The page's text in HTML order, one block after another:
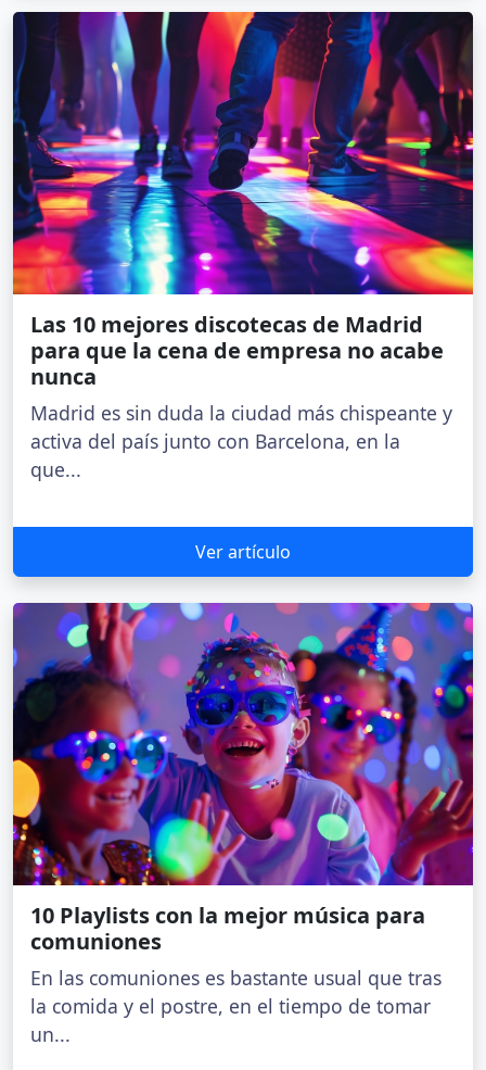
Las 10 mejores discotecas de Madrid
para que la cena de empresa no acabe
nunca
Madrid es sin duda la ciudad más chispeante y
activa del país junto con Barcelona, en la
que...
Ver artículo
10 Playlists con la mejor música para
comuniones
En las comuniones es bastante usual que tras
la comida y el postre, en el tiempo de tomar
un...